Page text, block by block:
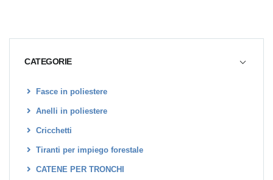
CATEGORIE
Fasce in poliestere
Anelli in poliestere
Cricchetti
Tiranti per impiego forestale
CATENE PER TRONCHI